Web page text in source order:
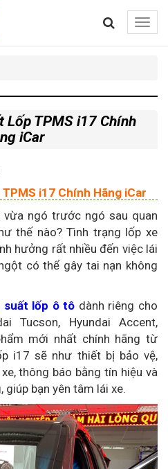
Toggle
Lốp TPMS i17 Chính
iCar
i17 Chính Hãng iCar
vừa ngó trước ngó sau quan
thế nào? Tình trạng lốp xe
hưởng rất nhiều đến việc lái
có thể gây tai nạn không
suất lốp ô tô dành riêng cho
Tucson, Hyundai Accent,
mới nhất chính hãng từ
i17 sẽ như thiết bị bảo vệ,
thông báo bằng tín hiệu và
bạn yên tâm lái xe.